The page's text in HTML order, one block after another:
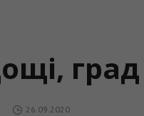
26.09.2020